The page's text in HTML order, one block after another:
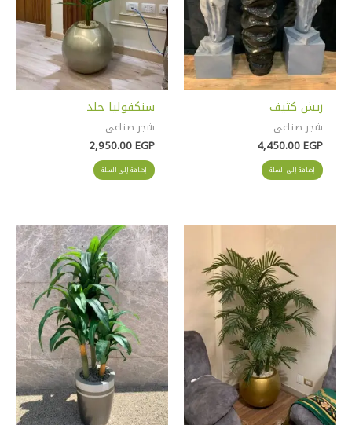
ريش كثيف
شجر صناعى
4,450.00EGP
إضافة إلى السلة
سنكفوليا جلد
شجر صناعى
2,950.00EGP
إضافة إلى السلة